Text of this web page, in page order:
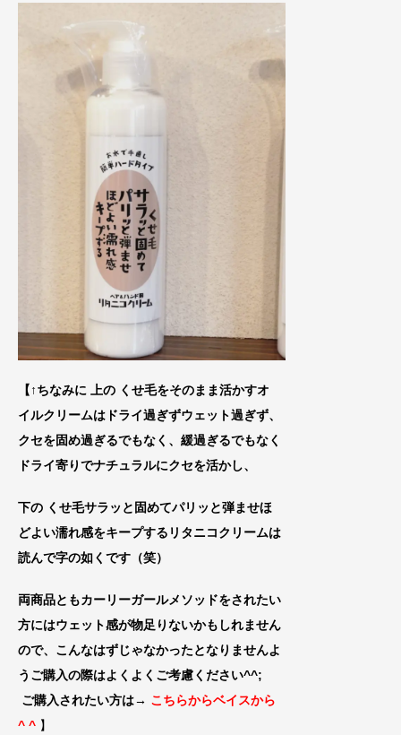
【↑ちなみに 上の くせ毛をそのまま活かすオ
イルクリームはドライ過ぎずウェット過ぎず、
クセを固め過ぎるでもなく、緩過ぎるでもなく
ドライ寄りでナチュラルにクセを活かし、
下の くせ毛サラッと固めてパリッと弾ませほ
どよい濡れ感をキープするリタニコクリームは
読んで字の如くです（笑）
両商品ともカーリーガールメソッドをされたい
方にはウェット感が物足りないかもしれません
ので、こんなはずじゃなかったとなりませんよ
うご購入の際はよくよくご考慮ください^^;
ご購入されたい方は→ こちらからベイスから
^ ^ 】